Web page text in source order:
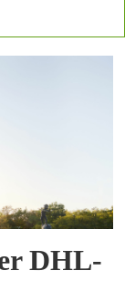
DHL-